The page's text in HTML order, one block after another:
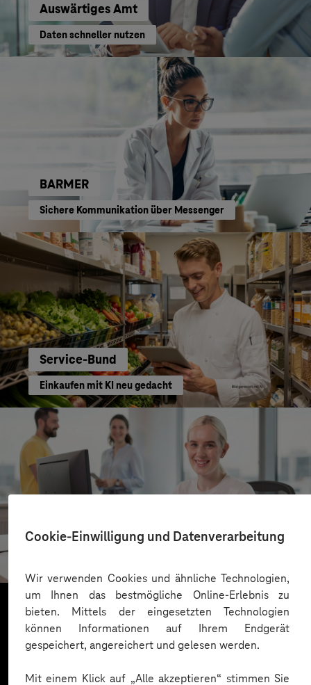
Cookie-Einwilligung und Datenverarbeitung
Wir verwenden Cookies und ähnliche Technologien,
um Ihnen das bestmögliche Online-Erlebnis zu
bieten. Mittels der eingesetzten Technologien
können Informationen auf Ihrem Endgerät
gespeichert, angereichert und gelesen werden.
Mit einem Klick auf „Alle akzeptieren“ stimmen Sie
Auswärtiges Amt
Daten schneller nutzen
BARMER
Sichere Kommunikation über Messenger
Service-Bund
Einkaufen mit KI neu gedacht
Kreis Bergstraße
Mehr laden